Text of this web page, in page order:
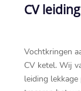
CV
Vochtkringen
CV ketel.​ Wij
leiding